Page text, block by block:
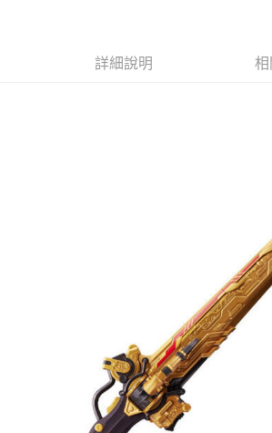
1.分期款項不併入電信帳單，「大哥付你分期」於
用戶於交易時，得透過本服務購買商品或服務，並
2.基於同意付款使用「大哥付你分期」之契約關係
資料（包含姓名、電話或地址）提供予台灣大哥大
由本公司與您本人進行分期帳單所需資料之確認、核
https://
每筆NT$160，滿NT$3,000(含以上)免運費
詳細說明 相